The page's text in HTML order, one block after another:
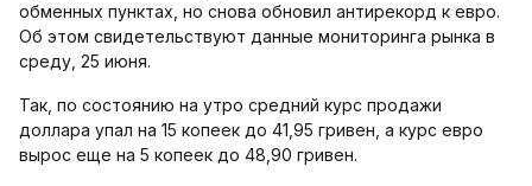
обменных пунктах, но снова обновил антирекорд к евро.
Об этом свидетельствуют данные мониторинга рынка в
среду, 25 июня.
Так, по состоянию на утро средний курс продажи
доллара упал на 15 копеек до 41,95 гривен, а курс евро
вырос еще на 5 копеек до 48,90 гривен.